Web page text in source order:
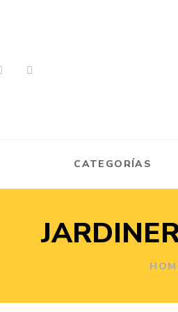
CATEGORÍAS